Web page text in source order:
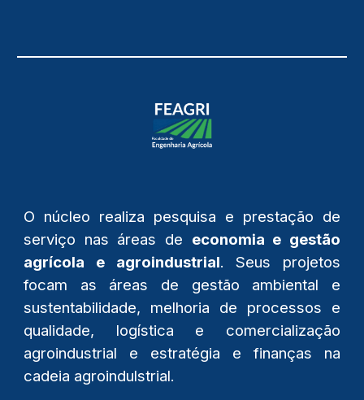
O núcleo realiza pesquisa e prestação de
serviço nas áreas de economia e gestão
agrícola e agroindustrial. Seus projetos
focam as áreas de gestão ambiental e
sustentabilidade, melhoria de processos e
qualidade, logística e comercialização
agroindustrial e estratégia e finanças na
cadeia agroindulstrial.